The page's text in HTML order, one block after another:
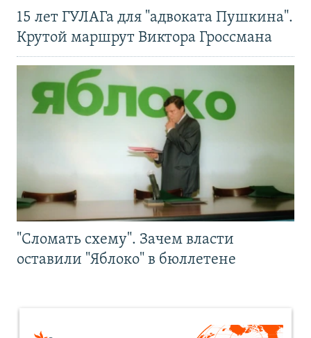
15 лет ГУЛАГа для "адвоката Пушкина".
Крутой маршрут Виктора Гроссмана
"Сломать схему". Зачем власти
оставили "Яблоко" в бюллетене